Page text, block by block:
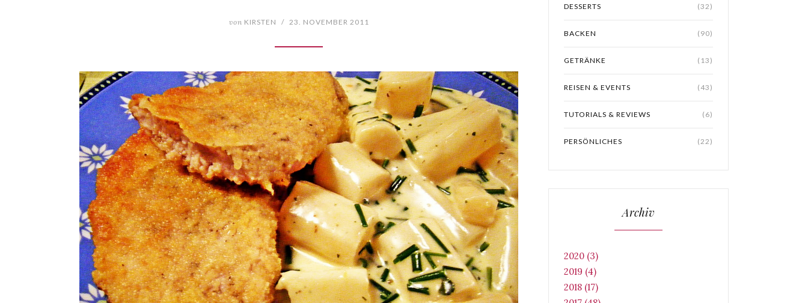
von KIRSTEN / 23. NOVEMBER 2011
DESSERTS (32)
BACKEN (90)
GETRÄNKE (13)
REISEN & EVENTS (43)
TUTORIALS & REVIEWS (6)
PERSÖNLICHES (22)
Archiv
2020 (3)
2019 (4)
2018 (17)